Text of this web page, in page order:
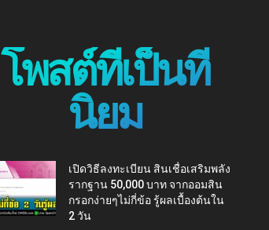
โพสต์ที่เป็นที่
นิยม
เปิดวิธีลงทะเบียน สินเชื่อเสริมพลัง
รากฐาน 50,000 บาท จากออมสิน
กรอกง่ายๆไม่กี่ข้อ รู้ผลเบื้องต้นใน
2 วัน